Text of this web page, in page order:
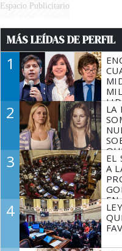
Espacio Publicitario
MÁS LEÍDAS DE PERFIL
1
2
LA
3
EL
A
EN
4